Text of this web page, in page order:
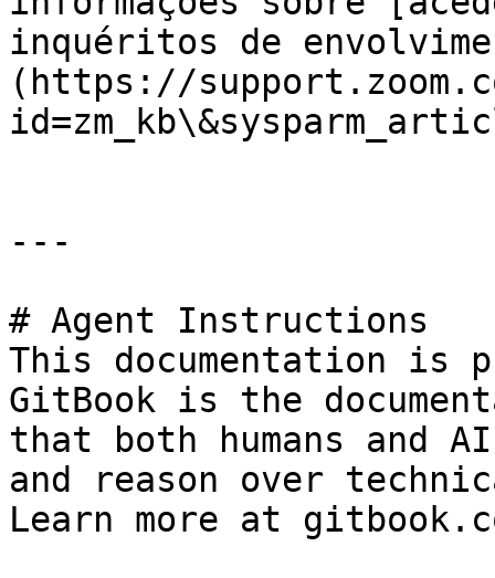
inquéritos de
(https://
---
# Agent Instructions
This documentation is
GitBook is the
that both humans and
and reason over
Learn more at